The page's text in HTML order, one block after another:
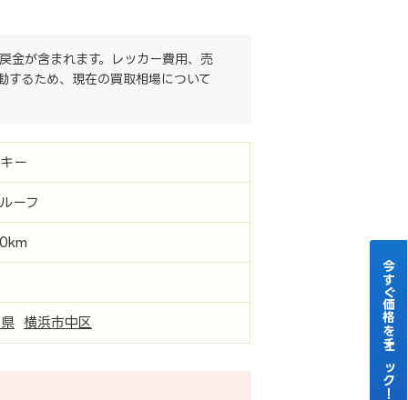
金が含まれます。レッカー費用、売
するため、現在の買取相場について
ー
ーフ
横浜市中区 今すぐ価格をチェック！